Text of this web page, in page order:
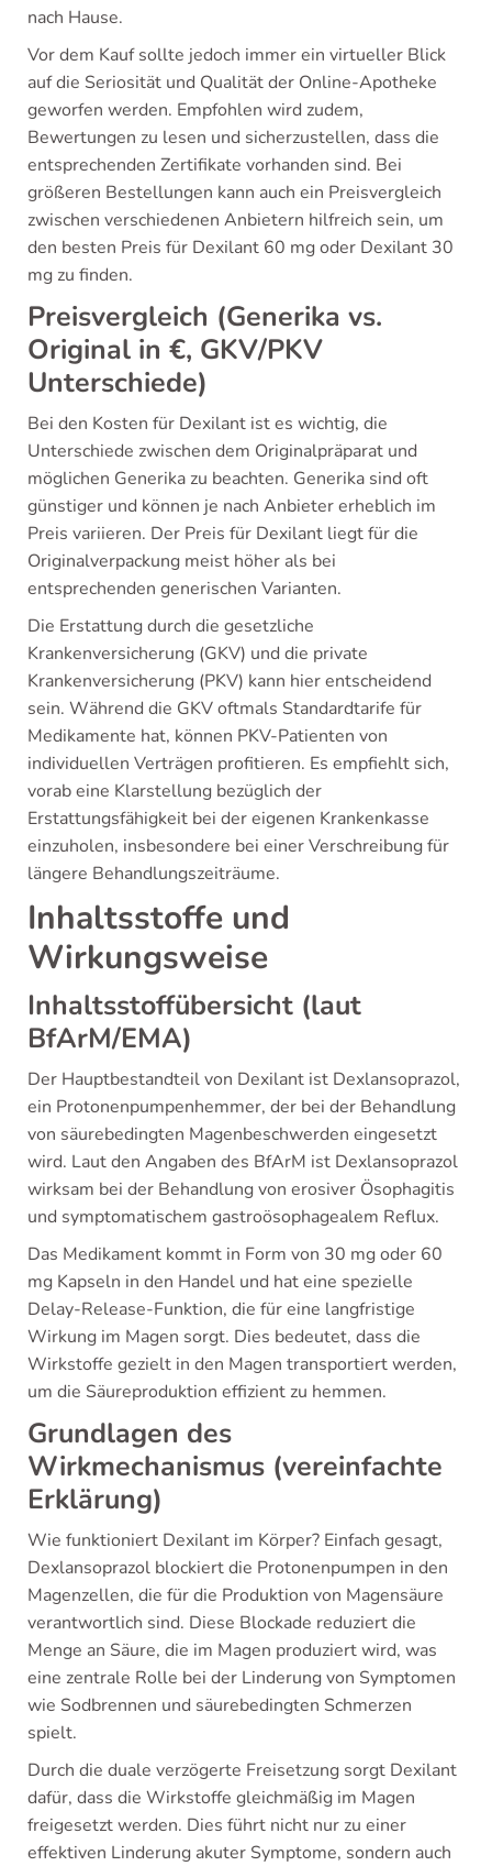
nach Hause.
Vor dem Kauf sollte jedoch immer ein virtueller Blick
auf die Seriosität und Qualität der Online-Apotheke
geworfen werden. Empfohlen wird zudem,
Bewertungen zu lesen und sicherzustellen, dass die
entsprechenden Zertifikate vorhanden sind. Bei
größeren Bestellungen kann auch ein Preisvergleich
zwischen verschiedenen Anbietern hilfreich sein, um
den besten Preis für Dexilant 60 mg oder Dexilant 30
mg zu finden.
Preisvergleich (Generika vs.
Original in €, GKV/PKV
Unterschiede)
Bei den Kosten für Dexilant ist es wichtig, die
Unterschiede zwischen dem Originalpräparat und
möglichen Generika zu beachten. Generika sind oft
günstiger und können je nach Anbieter erheblich im
Preis variieren. Der Preis für Dexilant liegt für die
Originalverpackung meist höher als bei
entsprechenden generischen Varianten.
Die Erstattung durch die gesetzliche
Krankenversicherung (GKV) und die private
Krankenversicherung (PKV) kann hier entscheidend
sein. Während die GKV oftmals Standardtarife für
Medikamente hat, können PKV-Patienten von
individuellen Verträgen profitieren. Es empfiehlt sich,
vorab eine Klarstellung bezüglich der
Erstattungsfähigkeit bei der eigenen Krankenkasse
einzuholen, insbesondere bei einer Verschreibung für
längere Behandlungszeiträume.
Inhaltsstoffe und
Wirkungsweise
Inhaltsstoffübersicht (laut
BfArM/EMA)
Der Hauptbestandteil von Dexilant ist Dexlansoprazol,
ein Protonenpumpenhemmer, der bei der Behandlung
von säurebedingten Magenbeschwerden eingesetzt
wird. Laut den Angaben des BfArM ist Dexlansoprazol
wirksam bei der Behandlung von erosiver Ösophagitis
und symptomatischem gastroösophagealem Reflux.
Das Medikament kommt in Form von 30 mg oder 60
mg Kapseln in den Handel und hat eine spezielle
Delay-Release-Funktion, die für eine langfristige
Wirkung im Magen sorgt. Dies bedeutet, dass die
Wirkstoffe gezielt in den Magen transportiert werden,
um die Säureproduktion effizient zu hemmen.
Grundlagen des
Wirkmechanismus (vereinfachte
Erklärung)
Wie funktioniert Dexilant im Körper? Einfach gesagt,
Dexlansoprazol blockiert die Protonenpumpen in den
Magenzellen, die für die Produktion von Magensäure
verantwortlich sind. Diese Blockade reduziert die
Menge an Säure, die im Magen produziert wird, was
eine zentrale Rolle bei der Linderung von Symptomen
wie Sodbrennen und säurebedingten Schmerzen
spielt.
Durch die duale verzögerte Freisetzung sorgt Dexilant
dafür, dass die Wirkstoffe gleichmäßig im Magen
freigesetzt werden. Dies führt nicht nur zu einer
effektiven Linderung akuter Symptome, sondern auch